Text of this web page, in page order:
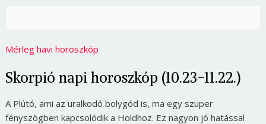
Mérleg havi horoszkóp
Skorpió napi horoszkóp (10.23-11.22.)
A Plútó, ami az uralkodó bolygód is, ma egy szuper
fényszögben kapcsolódik a Holdhoz. Ez nagyon jó hatással